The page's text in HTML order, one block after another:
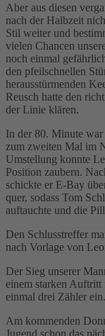
Aber aus diesen
nach der Halbzeit
Stil weiter und
vielen Chancen
noch einmal
den pfeilschnellen
herausstürmenden
Reusch hatte den
der Linie klären.
In der 80. Minute
zum zweiten Mal im
Umstellung konnte
Position zaubern.
schickte er E-Bay
quer, sodass Tom
auftauchte und die
Den Schlusstreffer
nach Vorlage von
Der Sieg unserer
einem starken Auftritt
einmal drei Zähler ein.
Am kommenden
Jugend schon das